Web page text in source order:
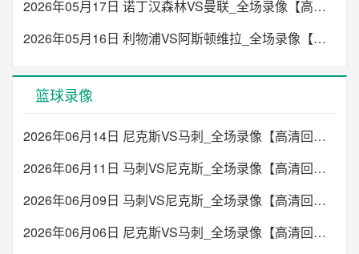
2026年05月17日 诺丁汉森林VS曼联_全场录像【高清回放】
2026年05月16日 利物浦VS阿斯顿维拉_全场录像【高清回放】
篮球录像
2026年06月14日 尼克斯VS马刺_全场录像【高清回放】
2026年06月11日 马刺VS尼克斯_全场录像【高清回放】
2026年06月09日 马刺VS尼克斯_全场录像【高清回放】
2026年06月06日 尼克斯VS马刺_全场录像【高清回放】